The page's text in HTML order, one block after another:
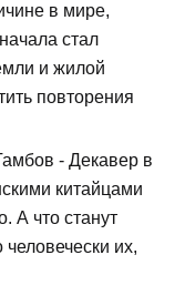
в мире,
стал
и жилой
повторения
- Декавер в
китайцами
А что станут
их,